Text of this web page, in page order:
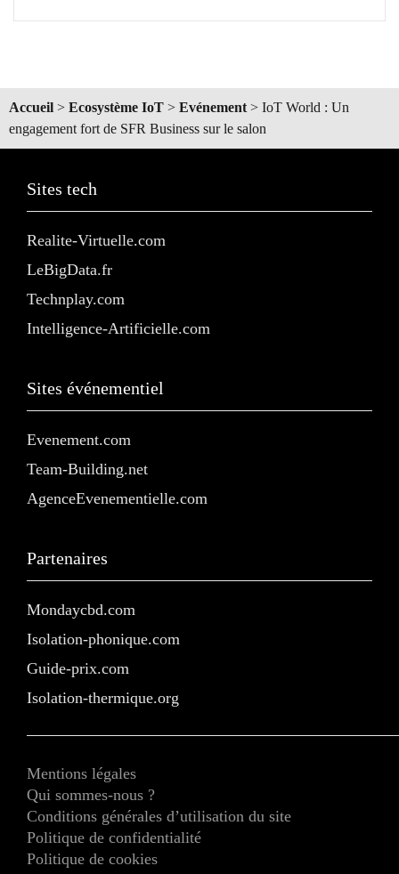
Accueil > Ecosystème IoT > Evénement> IoT World : Un
engagement fort de SFR Business sur le salon
Sites tech
Realite-Virtuelle.com
LeBigData.fr
Technplay.com
Intelligence-Artificielle.com
Sites événementiel
Evenement.com
Team-Building.net
AgenceEvenementielle.com
Partenaires
Mondaycbd.com
Isolation-phonique.com
Guide-prix.com
Isolation-thermique.org
Mentions légales
Qui sommes-nous ?
Conditions générales d’utilisation du site
Politique de confidentialité
Politique de cookies